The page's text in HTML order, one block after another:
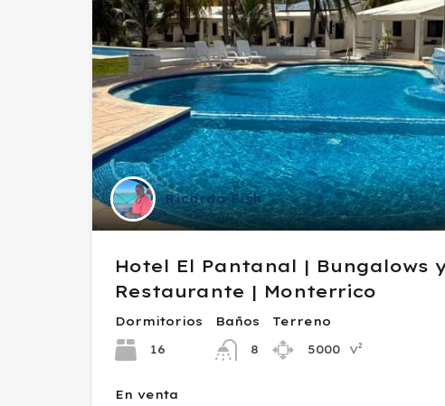
Ricardo Fish
Hotel El Pantanal | Bungalows
Restaurante | Monterrico
Dormitorios
16
Baños
8
Terreno
5000
v²
En venta